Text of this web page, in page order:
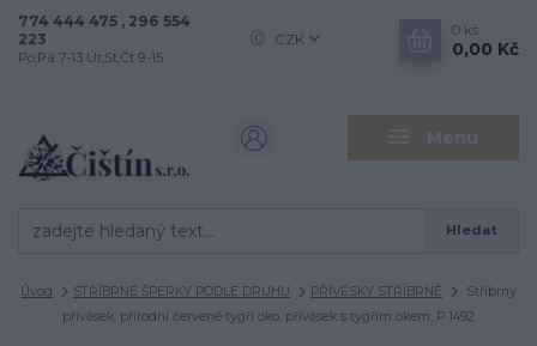
Menu
CZK
Hledat
774 444 475 , 296 554
223
Po,Pá 7-13 Út,St,Čt 9-15
0 ks
0,00 Kč
Úvod STŘÍBRNÉ ŠPERKY PODLE DRUHU PŘÍVĚSKY STŘÍBRNÉ
Stříbrný
přívěsek, přírodní červené tygří oko, přívěsek s tygřím okem, P 1492